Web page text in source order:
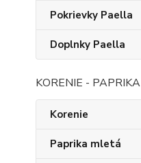
Pokrievky Paella
Doplnky Paella
KORENIE - PAPRIKA
Korenie
Paprika mletá